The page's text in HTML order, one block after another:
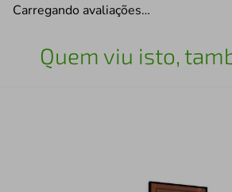
Carregando avaliações…
Quem viu isto,